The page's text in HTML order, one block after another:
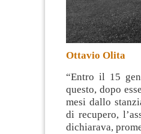
Ottavio Olita
“Entro il 15
questo, dopo
mesi dallo
di recupero,
dichiarava,